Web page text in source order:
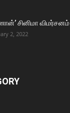
சினிமா விமர்சனம்
2, 2022